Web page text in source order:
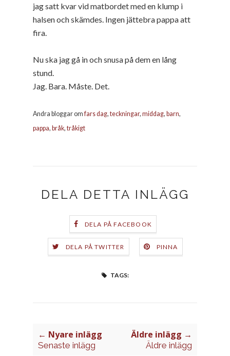
jag satt kvar vid matbordet med en klump i
halsen och skämdes. Ingen jättebra pappa att
fira.
Nu ska jag gå in och snusa på dem en lång
stund.
Jag. Bara. Måste. Det.
Andra bloggar omfars dag, teckningar, middag, barn,
pappa, bråk, tråkigt
DELA DETTA INLÄGG
DELA PÅ FACEBOOK
DELA PÅ TWITTER PINNA
TAGS:
← Nyare inlägg
Senaste inlägg
Äldre inlägg →
Äldre inlägg